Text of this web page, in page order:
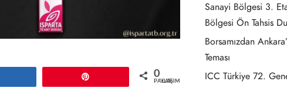
0
PAYLAŞIMLAR
Sanayi Bölgesi 3.
Bölgesi Ön Tahsis
Borsamızdan
Teması
ICC Türkiye 72.